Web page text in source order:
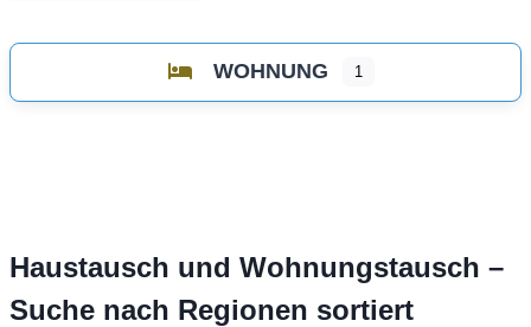
WOHNUNG 1
Haustausch und Wohnungstausch –
Suche nach Regionen sortiert